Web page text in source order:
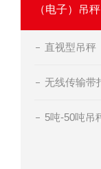
（电子）吊秤
直视型吊秤
无线传输带
5吨-50吨吊